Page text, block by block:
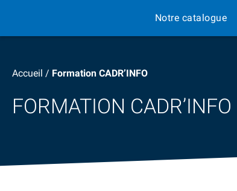
Notre catalogue
Accueil / Formation CADR’INFO
FORMATION CADR’INFO